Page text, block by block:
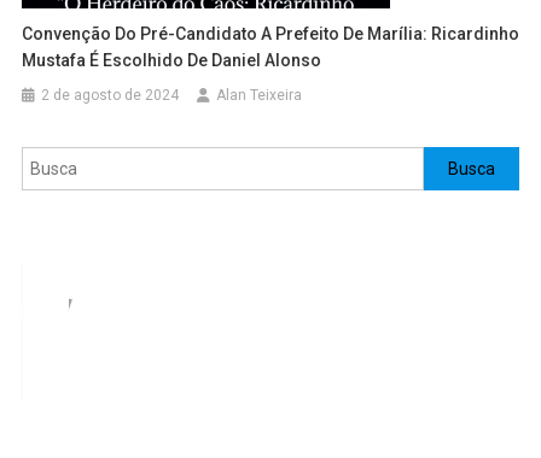
Convenção Do Pré-Candidato A Prefeito De Marília: Ricardinho
Mustafa É Escolhido De Daniel Alonso
2 de agosto de 2024 Alan Teixeira
Pesquisar Busca